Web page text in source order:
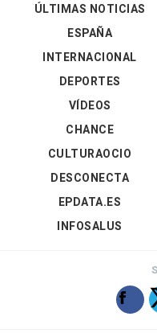
ÚLTIMAS NOTICIAS
ESPAÑA
INTERNACIONAL
DEPORTES
VÍDEOS
CHANCE
CULTURAOCIO
DESCONECTA
EPDATA.ES
INFOSALUS